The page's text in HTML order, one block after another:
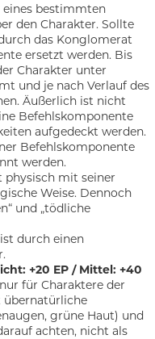
eines bestimmten
den Charakter. Sollte
das Konglomerat
ersetzt werden. Bis
Charakter unter
und je nach Verlauf des
Äußerlich ist nicht
Befehlskomponente
aufgedeckt werden.
Befehlskomponente
werden.
physisch mit seiner
Weise. Dennoch
und „tödliche
durch einen
+20 EP / Mittel: +40
für Charaktere der
übernatürliche
grüne Haut) und
achten, nicht als